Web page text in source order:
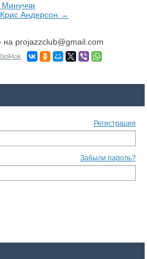
Андерсон →
на projazzclub@gmail.com
Регистрация
Забыли пароль?